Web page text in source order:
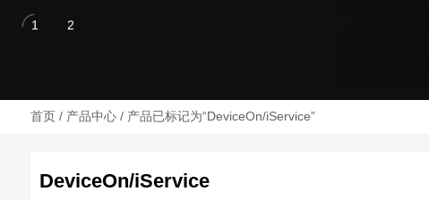
首页/ 产品中心/ 产品已标记为“DeviceOn/iService”
DeviceOn/iService